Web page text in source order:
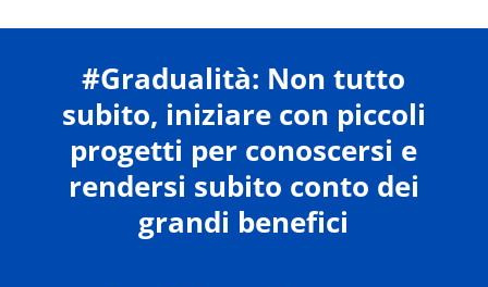
#Gradualità: Non tutto
subito, iniziare con piccoli
progetti per conoscersi e
rendersi subito conto dei
grandi benefici